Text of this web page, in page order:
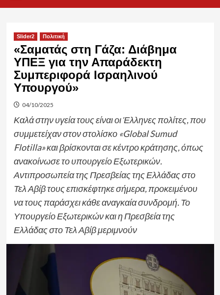
Slider2 Πολιτική
«Σαματάς στη Γάζα: Διάβημα
ΥΠΕΞ για την Απαράδεκτη
Συμπεριφορά Ισραηλινού
Υπουργού»
04/10/2025
Καλά στην υγεία τους είναι οι Έλληνες πολίτες, που
συμμετείχαν στον στολίσκο «Global Sumud
Flotilla» και βρίσκονται σε κέντρο κράτησης, όπως
ανακοίνωσε το υπουργείο Εξωτερικών.
Αντιπροσωπεία της Πρεσβείας της Ελλάδας στο
Τελ Αβίβ τους επισκέφτηκε σήμερα, προκειμένου
να τους παράσχει κάθε αναγκαία συνδρομή. Το
Υπουργείο Εξωτερικών και η Πρεσβεία της
Ελλάδας στο Τελ Αβίβ μεριμνούν